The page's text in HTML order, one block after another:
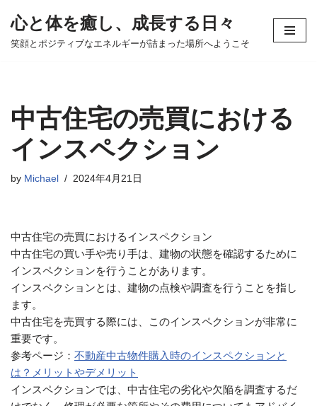
コ
へ
ッ
心と体を癒し、成長する日々
笑顔とポジティブなエネルギーが詰まった場所へようこそ
中古住宅の売買における
インスペクション
by Michael 2024年4月21日
中古住宅の売買におけるインスペクション
中古住宅の買い手や売り手は、建物の状態を確認するために
インスペクションを行うことがあります。
インスペクションとは、建物の点検や調査を行うことを指し
ます。
中古住宅を売買する際には、このインスペクションが非常に
重要です。
参考ページ： 不動産中古物件購入時のインスペクションと
は？メリットやデメリット
インスペクションでは、中古住宅の劣化や欠陥を調査するだ